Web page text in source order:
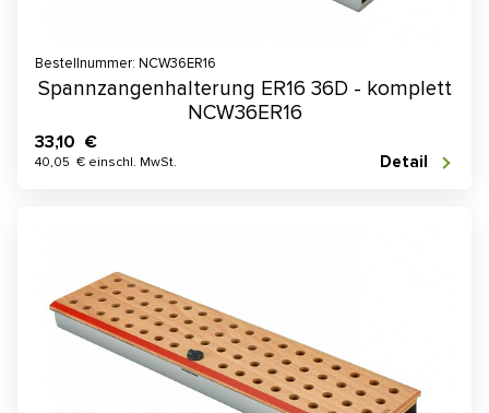
Bestellnummer: NCW36ER16
Spannzangenhalterung ER16 36D - komplett
NCW36ER16
33,10 €
40,05 € einschl. MwSt. Detail